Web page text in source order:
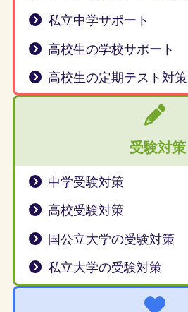
私立中学サポート
高校生の学校サポート
高校生の定期テスト対策
受験対策
中学受験対策
高校受験対策
国公立大学の受験対策
私立大学の受験対策